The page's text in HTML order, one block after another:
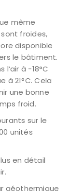
même
froides,
disponible
le bâtiment.
à -18°C
à 21°C. Cela
une bonne
froid.
sur le
unités
en détail
géothermique